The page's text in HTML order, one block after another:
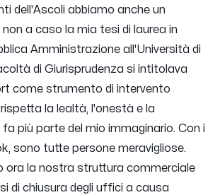
dell'Ascoli abbiamo anche un
a caso la mia tesi di laurea in
Amministrazione all'Università di
di Giurisprudenza si intitolava
come strumento di intervento
la lealtà, l'onestà e la
più parte del mio immaginario. Con i
sono tutte persone meravigliose.
ora la nostra struttura commerciale
di chiusura degli uffici a causa